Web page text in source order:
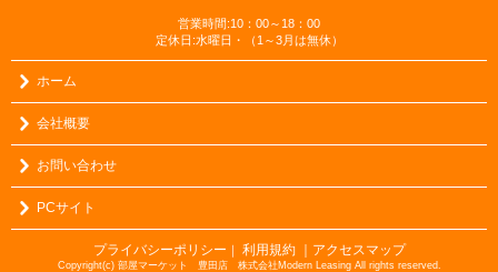
営業時間:10：00～18：00
定休日:水曜日・（1～3月は無休）
ホーム
会社概要
お問い合わせ
PCサイト
プライバシーポリシー ｜ 利用規約 ｜アクセスマップ
Copyright(c) 部屋マーケット 豊田店 株式会社Modern Leasing All rights reserved.